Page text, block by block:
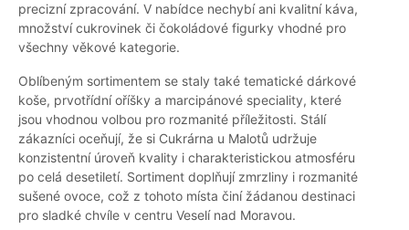
precizní zpracování. V nabídce nechybí ani kvalitní káva,
množství cukrovinek či čokoládové figurky vhodné pro
všechny věkové kategorie.
Oblíbeným sortimentem se staly také tematické dárkové
koše, prvotřídní oříšky a marcipánové speciality, které
jsou vhodnou volbou pro rozmanité příležitosti. Stálí
zákazníci oceňují, že si Cukrárna u Malotů udržuje
konzistentní úroveň kvality i charakteristickou atmosféru
po celá desetiletí. Sortiment doplňují zmrzliny i rozmanité
sušené ovoce, což z tohoto místa činí žádanou destinaci
pro sladké chvíle v centru Veselí nad Moravou.